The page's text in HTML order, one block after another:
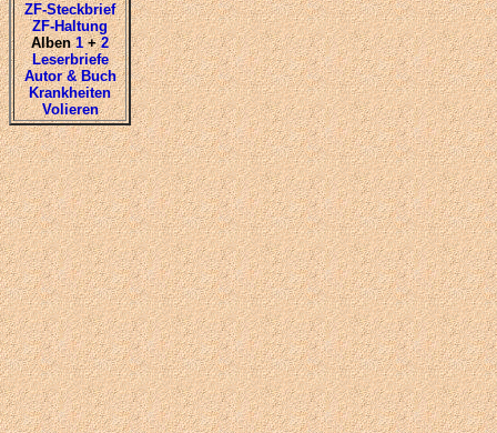
ZF-Steckbrief
ZF-Haltung
Alben1+2
Leserbriefe
Autor & Buch
Krankheiten
Volieren